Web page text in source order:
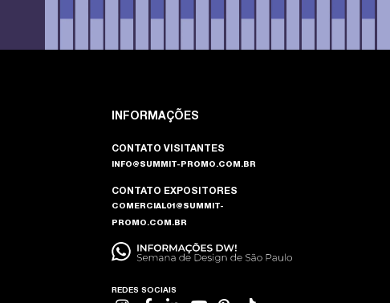
INFORMAÇÕES
CONTATO VISITANTES
INFO@SUMMIT-PROMO.COM.BR
CONTATO EXPOSITORES
COMERCIAL01@SUMMIT-
PROMO.COM.BR
REDES SOCIAIS